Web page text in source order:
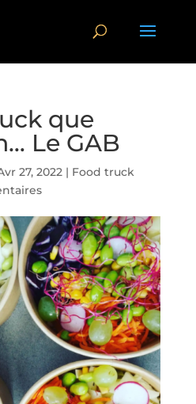
que
Le GAB
27, 2022| Food truck